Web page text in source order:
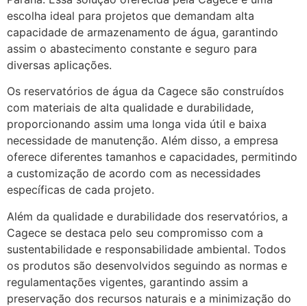
escolha ideal para projetos que demandam alta
capacidade de armazenamento de água, garantindo
assim o abastecimento constante e seguro para
diversas aplicações.
Os reservatórios de água da Cagece são construídos
com materiais de alta qualidade e durabilidade,
proporcionando assim uma longa vida útil e baixa
necessidade de manutenção. Além disso, a empresa
oferece diferentes tamanhos e capacidades, permitindo
a customização de acordo com as necessidades
específicas de cada projeto.
Além da qualidade e durabilidade dos reservatórios, a
Cagece se destaca pelo seu compromisso com a
sustentabilidade e responsabilidade ambiental. Todos
os produtos são desenvolvidos seguindo as normas e
regulamentações vigentes, garantindo assim a
preservação dos recursos naturais e a minimização do